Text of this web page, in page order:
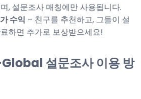
, 설문조사 매칭에만 사용됩니다.
수익 – 친구를 추천하고, 그들이 설
하면 추가로 보상받으세요!
설문조사 이용 방